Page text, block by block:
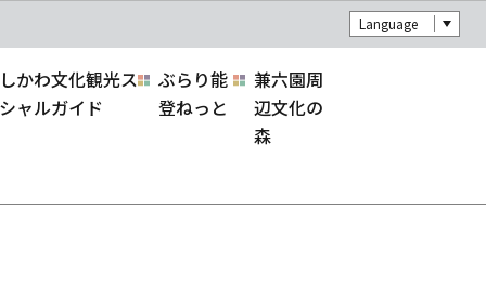
Language
かわ文化観光ス
ャルガイド
ぶらり能
登ねっと
兼六園周
辺文化の
森